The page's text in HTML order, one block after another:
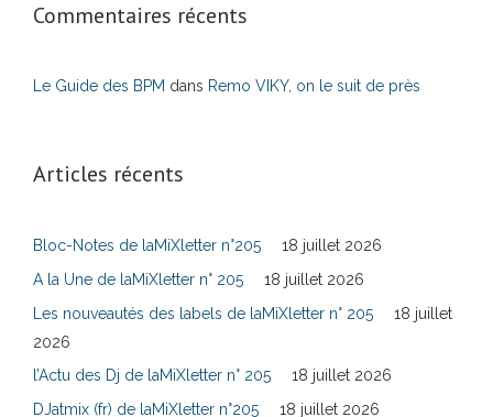
Commentaires récents
Le Guide des BPM dans Remo VIKY, on le suit de près
Articles récents
Bloc-Notes de laMiXletter n°205
18 juillet 2026
A la Une de laMiXletter n° 205
18 juillet 2026
Les nouveautés des labels de laMiXletter n° 205
18 juillet
2026
l’Actu des Dj de laMiXletter n° 205
18 juillet 2026
DJatmix (fr) de laMiXletter n°205
18 juillet 2026